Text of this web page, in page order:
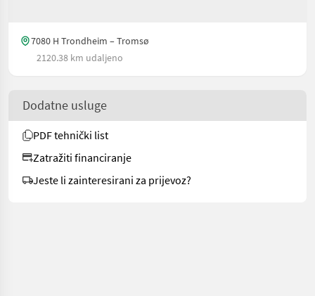
7080 H Trondheim – Tromsø
2120.38 km udaljeno
Dodatne usluge
PDF tehnički list
Zatražiti financiranje
Jeste li zainteresirani za prijevoz?